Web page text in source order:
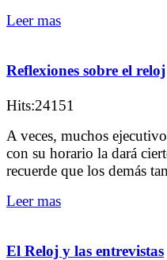
Leer mas
Reflexiones sobre el reloj
Hits:24151
A veces, muchos
con su horario la dará
recuerde que los demás
Leer mas
El Reloj y las entrevistas